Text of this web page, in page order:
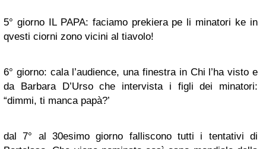
5° giorno IL PAPA: faciamo prekiera pe li minatori ke in
qvesti ciorni zono vicini al tiavolo!
6° giorno: cala l’audience, una finestra in Chi l’ha visto e
da Barbara D’Urso che intervista i figli dei minatori:
“dimmi, ti manca papà?’
dal 7° al 30esimo giorno falliscono tutti i tentativi di